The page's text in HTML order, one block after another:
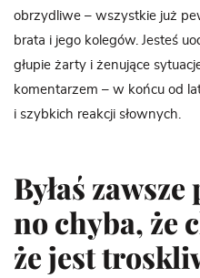
obrzydliwe – wszystkie już
brata i jego kolegów. Jesteś
głupie żarty i żenujące
komentarzem – w końcu od
i szybkich reakcji słownych.
Byłaś
no chyba, że
że jest